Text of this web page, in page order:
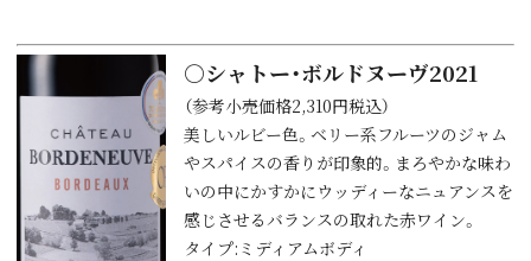
○シャトー・ボルドヌーヴ2021
（参考小売価格2,310円税込）
美しいルビー色。ベリー系フルーツのジャム
やスパイスの香りが印象的。まろやかな味わ
いの中にかすかにウッディーなニュアンスを
感じさせるバランスの取れた赤ワイン。
タイプ:ミディアムボディ